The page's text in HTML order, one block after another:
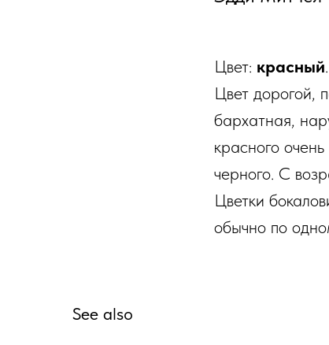
Цвет: красный
Цвет дорогой,
бархатная,
красного
черного. С
Цветки
обычно по
See also